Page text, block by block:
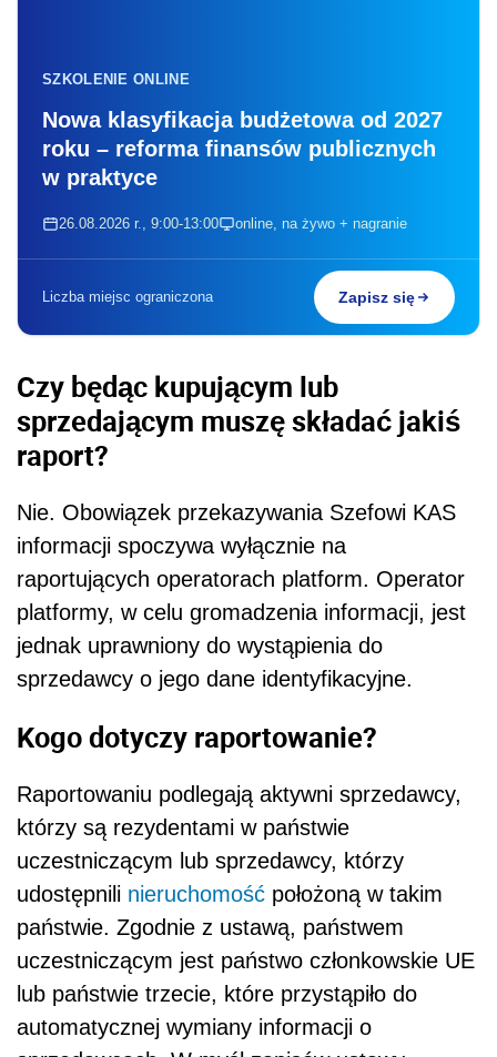
SZKOLENIE ONLINE
Nowa klasyfikacja budżetowa od 2027
roku – reforma finansów publicznych
w praktyce
26.08.2026 r., 9:00-13:00 online, na żywo + nagranie
Liczba miejsc ograniczona Zapisz się
Czy będąc kupującym lub
sprzedającym muszę składać jakiś
raport?
Nie. Obowiązek przekazywania Szefowi KAS
informacji spoczywa wyłącznie na
raportujących operatorach platform. Operator
platformy, w celu gromadzenia informacji, jest
jednak uprawniony do wystąpienia do
sprzedawcy o jego dane identyfikacyjne.
Kogo dotyczy raportowanie?
Raportowaniu podlegają aktywni sprzedawcy,
którzy są rezydentami w państwie
uczestniczącym lub sprzedawcy, którzy
udostępnili nieruchomość położoną w takim
państwie. Zgodnie z ustawą, państwem
uczestniczącym jest państwo członkowskie UE
lub państwie trzecie, które przystąpiło do
automatycznej wymiany informacji o